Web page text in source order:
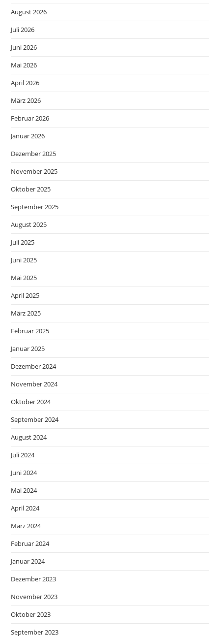
August 2026
Juli 2026
Juni 2026
Mai 2026
April 2026
März 2026
Februar 2026
Januar 2026
Dezember 2025
November 2025
Oktober 2025
September 2025
August 2025
Juli 2025
Juni 2025
Mai 2025
April 2025
März 2025
Februar 2025
Januar 2025
Dezember 2024
November 2024
Oktober 2024
September 2024
August 2024
Juli 2024
Juni 2024
Mai 2024
April 2024
März 2024
Februar 2024
Januar 2024
Dezember 2023
November 2023
Oktober 2023
September 2023